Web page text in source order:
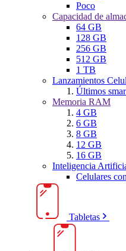
Poco
Capacidad de
64 GB
128 GB
256 GB
512 GB
1 TB
Lanzamientos
Últimos
Memoria RAM
4 GB
6 GB
8 GB
12 GB
16 GB
Inteligencia
Celulares
Tabletas